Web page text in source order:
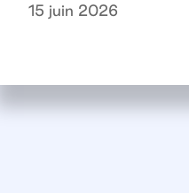
15 juin 2026